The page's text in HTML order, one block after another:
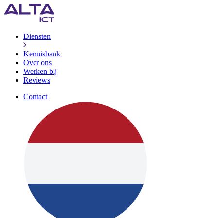
Diensten
Kennisbank
Over ons
Werken bij
Reviews
Contact